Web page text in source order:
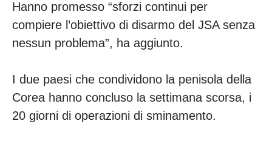
Hanno promesso “sforzi continui per
compiere l’obiettivo di disarmo del JSA senza
nessun problema”, ha aggiunto.
I due paesi che condividono la penisola della
Corea hanno concluso la settimana scorsa, i
20 giorni di operazioni di sminamento.